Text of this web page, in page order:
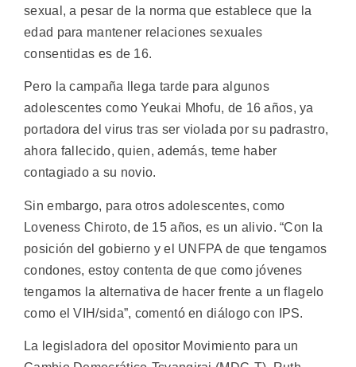
sexual, a pesar de la norma que establece que la
edad para mantener relaciones sexuales
consentidas es de 16.
Pero la campaña llega tarde para algunos
adolescentes como Yeukai Mhofu, de 16 años, ya
portadora del virus tras ser violada por su padrastro,
ahora fallecido, quien, además, teme haber
contagiado a su novio.
Sin embargo, para otros adolescentes, como
Loveness Chiroto, de 15 años, es un alivio. “Con la
posición del gobierno y el UNFPA de que tengamos
condones, estoy contenta de que como jóvenes
tengamos la alternativa de hacer frente a un flagelo
como el VIH/sida”, comentó en diálogo con IPS.
La legisladora del opositor Movimiento para un